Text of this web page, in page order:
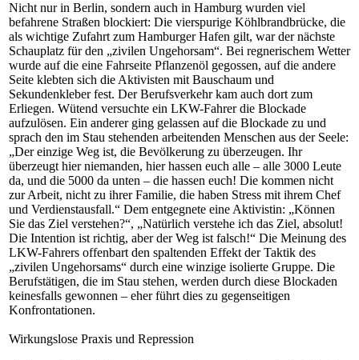
Nicht nur in Berlin, sondern auch in Hamburg wurden viel
befahrene Straßen blockiert: Die vierspurige Köhlbrandbrücke, die
als wichtige Zufahrt zum Hamburger Hafen gilt, war der nächste
Schauplatz für den „zivilen Ungehorsam“. Bei regnerischem Wetter
wurde auf die eine Fahrseite Pflanzenöl gegossen, auf die andere
Seite klebten sich die Aktivisten mit Bauschaum und
Sekundenkleber fest. Der Berufsverkehr kam auch dort zum
Erliegen. Wütend versuchte ein LKW-Fahrer die Blockade
aufzulösen. Ein anderer ging gelassen auf die Blockade zu und
sprach den im Stau stehenden arbeitenden Menschen aus der Seele:
„Der einzige Weg ist, die Bevölkerung zu überzeugen. Ihr
überzeugt hier niemanden, hier hassen euch alle – alle 3000 Leute
da, und die 5000 da unten – die hassen euch! Die kommen nicht
zur Arbeit, nicht zu ihrer Familie, die haben Stress mit ihrem Chef
und Verdienstausfall.“ Dem entgegnete eine Aktivistin: „Können
Sie das Ziel verstehen?“, „Natürlich verstehe ich das Ziel, absolut!
Die Intention ist richtig, aber der Weg ist falsch!“ Die Meinung des
LKW-Fahrers offenbart den spaltenden Effekt der Taktik des
„zivilen Ungehorsams“ durch eine winzige isolierte Gruppe. Die
Berufstätigen, die im Stau stehen, werden durch diese Blockaden
keinesfalls gewonnen – eher führt dies zu gegenseitigen
Konfrontationen.
Wirkungslose Praxis und Repression